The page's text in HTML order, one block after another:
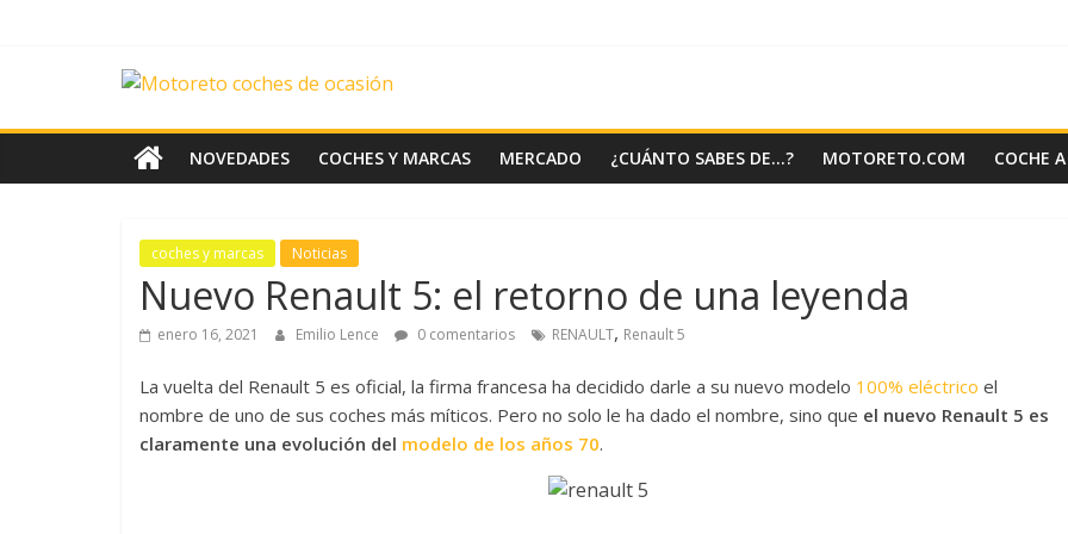
News
Motoreto
de
coches
ocasión
NOVEDADES COCHES Y MARCAS MERCADO ¿CUÁNTO SABES DE…? MOTORETO.COM COCHE
coches y marcas Noticias
Nuevo Renault 5: el retorno de una leyenda
enero 16, 2021 Emilio Lence 0 comentarios RENAULT, Renault 5
La vuelta del Renault 5 es oficial, la firma francesa ha decidido darle a su nuevo modelo 100% eléctrico el
nombre de uno de sus coches más míticos. Pero no solo le ha dado el nombre, sino que el nuevo Renault 5 es
claramente una evolución del modelo de los años 70.